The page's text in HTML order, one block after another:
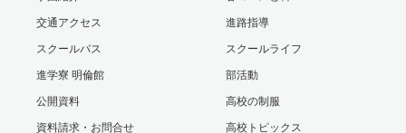
交通アクセス
スクールバス
進学寮 明倫館
公開資料
資料請求・お問合せ
進路指導
スクールライフ
部活動
高校の制服
高校トピックス